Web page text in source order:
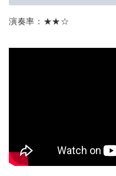
演奏率：★★☆